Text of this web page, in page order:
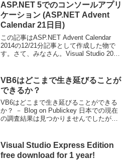
ASP.NET 5でのコンソールアプリ
ケーション (ASP.NET Advent
Calendar 21日目)
この記事はASP.NET Advent Calendar
2014の12/21分記事として作成した物で
す。さて、みなさん。Visual Studio 2015
VB6はどこまで生き延びることが
できるか？
VB6はどこまで生き延びることができる
か？ － Blog on Publickey 日本での現在
の調査結果は見つかりませんでしたが、
VB6で開発されたパッケージソフトの...
Visual Studio Express Edition
free download for 1 year!